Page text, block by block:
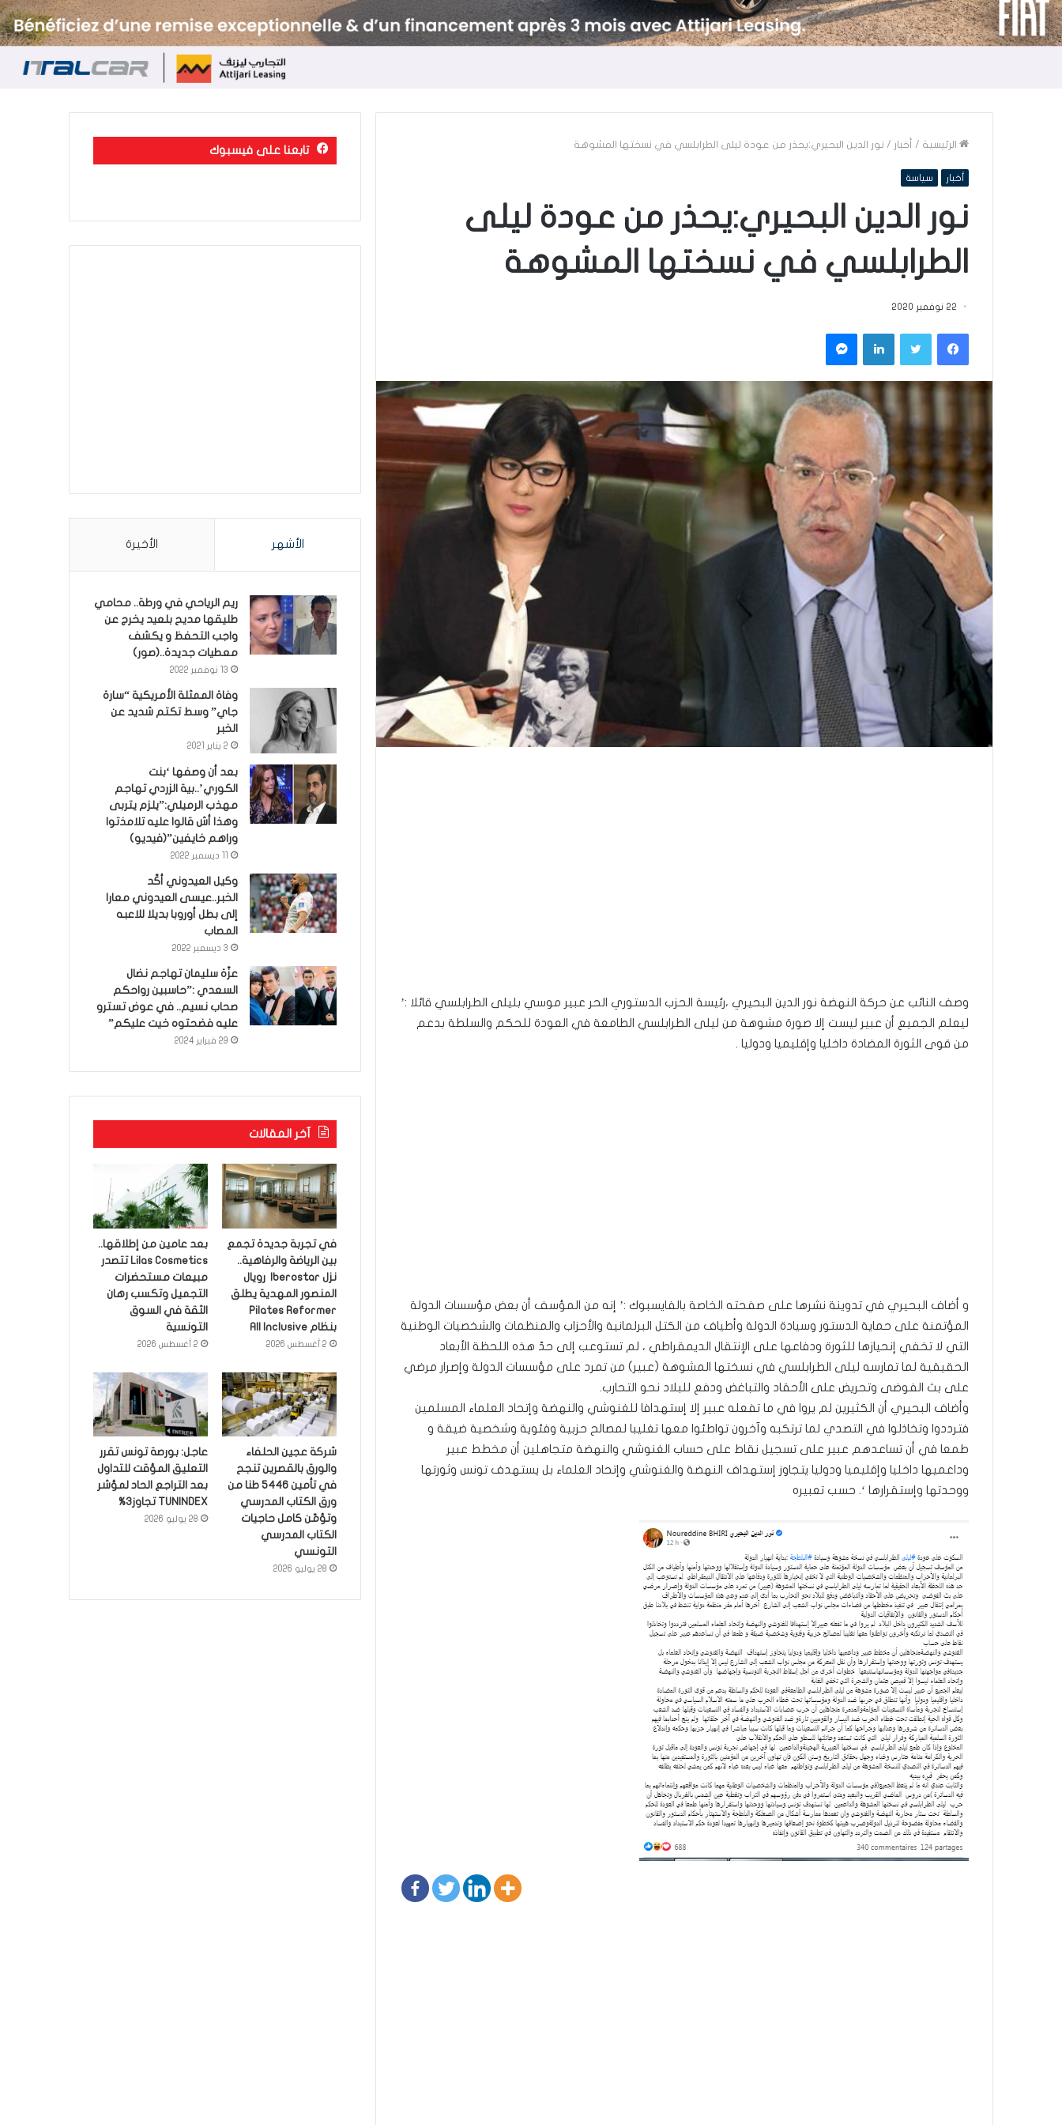
الرئيسية / أخبار / نور الدين البحيري:يحذر من عودة ليلى الطرابلسي في نسختها المشوهة
أخبار سياسة
نور الدين البحيري:يحذر من عودة ليلى
الطرابلسي في نسختها المشوهة
22 نوفمبر 2020
فيسبوكتويتر لينكدإن ماسنجر
وصف النائب عن حركة النهضة نور الدين البحيري ،رئيسة الحزب الدستوري الحر عبير موسي بليلى الطرابلسي قائلا :’
ليعلم الجميع أن عبير ليست إلا صورة مشوهة من ليلى الطرابلسي الطامعة في العودة للحكم والسلطة بدعم
من قوى الثورة المضادة داخليا وإقليميا ودوليا .
و أضاف البحيري في تدوينة نشرها على صفحته الخاصة بالفايسبوك :’ إنه من المؤسف أن بعض مؤسسات الدولة
المؤتمنة على حماية الدستور وسيادة الدولة وأطياف من الكتل البرلمانية والأحزاب والمنظمات والشخصيات الوطنية
التي لا تخفي إنحيازها للثورة ودفاعها على الإنتقال الديمقراطي ، لم تستوعب إلى حدّ هذه اللحظة الأبعاد
الحقيقية لما تمارسه ليلى الطرابلسي في نسختها المشوهة (عبير) من تمرد على مؤسسات الدولة وإصرار مرضي
على بث الفوضى وتحريض على الأحقاد والتباغض ودفع للبلاد نحو التحارب.
وأضاف البحيري أن الكثيرين لم يروا في ما تفعله عبير إلا إستهدافا للغنوشي والنهضة وإتحاد العلماء المسلمين
فترددوا وتخاذلوا في التصدي لما ترتكبه وآخرون تواطئوا معها تغليبا لمصالح حزبية وفئوية وشخصية ضيقة و
طمعا في أن تساعدهم عبير على تسجيل نقاط على حساب الغنوشي والنهضة متجاهلين أن مخطط عبير
وداعميها داخليا وإقليميا ودوليا يتجاوز إستهداف النهضة والغنوشي وإتحاد العلماء بل يستهدف تونس وثورتها
ووحدتها وإستقرارها ‘. حسب تعبيره
تابعنا على فيسبوك
الأشهر الأخيرة
ريم الرياحي في ورطة.. محامي
طليقها مديح بلعيد يخرج عن
واجب التحفظ و يكشف
معطيات جديدة..(صور)
13 نوفمبر 2022
وفاة الممثلة الأمريكية “سارة
جاي” وسط تكتم شديد عن
الخبر
2 يناير 2021
بعد أن وصفها ‘بنت
الكوري’..بية الزردي تهاجم
مهذب الرميلي:”يلزم يتربى
وهذا أش قالوا عليه تلامذتوا
وراهم خايفين”(فيديو)
وكيل العيدوني أكّد
الخبر..عيسى العيدوني معارا
إلى بطل أوروبا بديلا للاعبه
المصاب
3 ديسمبر 2022
عزّة سليمان تهاجم نضال
السعدي :”حاسبين رواحكم
صحاب نسيم.. في عوض تسترو
عليه فضحتوه خيت عليكم”
29 فبراير 2024
آخر المقالات
في تجربة جديدة تجمع
بين الرياضة والرفاهية..
نزل Iberostar رويال
المنصور المهدية يطلق
Pilates Reformer
بنظام All Inclusive
2 أغسطس 2026
بعد عامين من إطلاقها..
Lilas Cosmetics تتصدر
مبيعات مستحضرات
التجميل وتكسب رهان
الثقة في السوق
التونسية
2 أغسطس 2026
شركة عجين الحلفاء
والورق بالقصرين تنجح
في تأمين 5446 طنا من
ورق الكتاب المدرسي
وتؤمّن كامل حاجيات
الكتاب المدرسي
التونسي
28 يوليو 2026
عاجل: بورصة تونس تقرر
التعليق المؤقت للتداول
بعد التراجع الحاد لمؤشر
TUNINDEX تجاوز3%
28 يوليو 2026